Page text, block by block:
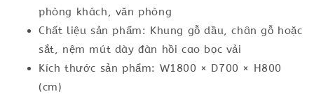
phòng khách, văn phòng
Chất liệu sản phẩm: Khung gỗ dầu, chân gỗ hoặc
sắt, nệm mút dày đàn hồi cao bọc vải
Kích thước sản phẩm: W1800 × D700 × H800
(cm)